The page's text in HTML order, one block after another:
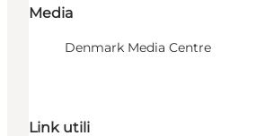
Media
Denmark Media Centre
Link utili